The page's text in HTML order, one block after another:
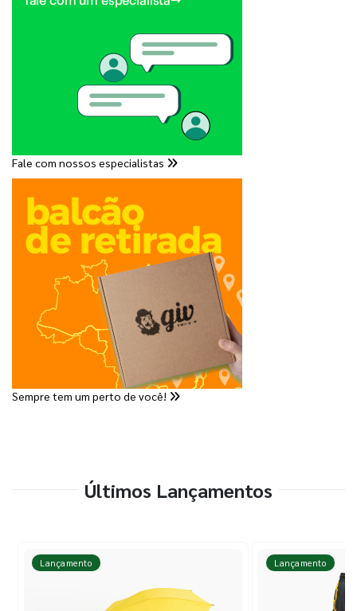
Fale com nossos especialistas
Sempre tem um perto de você!
Últimos Lançamentos
Lançamento Lançamento